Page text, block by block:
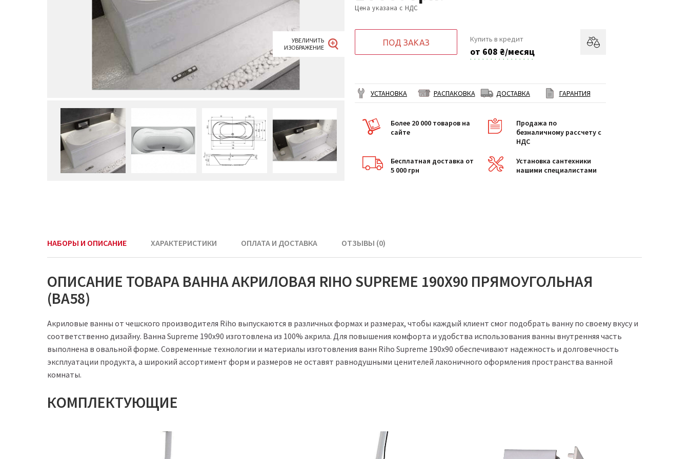
Цена указана с НДС
ПОД ЗАКАЗ Купить в кредит
от 608 ₴/месяц
УСТАНОВКА РАСПАКОВКА ДОСТАВКА ГАРАНТИЯ
Более 20 000 товаров на
сайте
Продажа по
безналичному рассчету с
НДС
Бесплатная доставка от
5 000 грн
Установка сантехники
нашими специалистами
НАБОРЫ И ОПИСАНИЕ ХАРАКТЕРИСТИКИ ОПЛАТА И ДОСТАВКА ОТЗЫВЫ (0)
ОПИСАНИЕ ТОВАРА ВАННА АКРИЛОВАЯ RIHO SUPREME 190Х90 ПРЯМОУГОЛЬНАЯ
(BA58)
Акриловые ванны от чешского производителя Riho выпускаются в различных формах и размерах, чтобы каждый клиент смог подобрать ванну по своему вкусу и
соответственно дизайну. Ванна Supreme 190х90 изготовлена из 100% акрила. Для повышения комфорта и удобства использования ванны внутренняя часть
выполнена в овальной форме. Современные технологии и материалы изготовления ванн Riho Supreme 190x90 обеспечивают надежность и долговечность
эксплуатации продукта, а широкий ассортимент форм и размеров не оставят равнодушными ценителей лаконичного оформления пространства ванной
комнаты.
КОМПЛЕКТУЮЩИЕ